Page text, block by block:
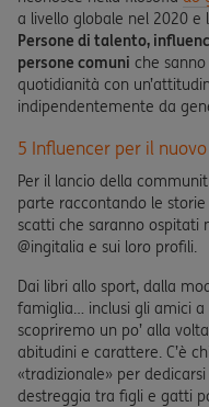
a livello globale nel 2020
Persone di talento,
persone comuni che
quotidianità con
indipendentemente da
5 Influencer per il
Per il lancio della
parte raccontando le
scatti che saranno ospitati
@ingitalia e sui loro profili.
Dai libri allo sport, dalla
famiglia… inclusi gli amici a
scopriremo un po’ alla volta
abitudini e carattere. C’è
«tradizionale» per
destreggia tra figli e gatti